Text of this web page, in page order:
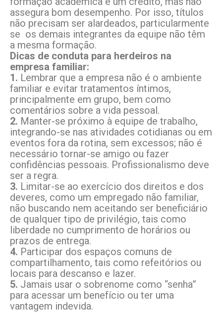
assegura bom desempenho. Por isso, títulos
não precisam ser alardeados, particularmente
se os demais integrantes da equipe não têm
a mesma formação.
Dicas de conduta para herdeiros na
empresa familiar:
1. Lembrar que a empresa não é o ambiente
familiar e evitar tratamentos íntimos,
principalmente em grupo, bem como
comentários sobre a vida pessoal.
2. Manter-se próximo à equipe de trabalho,
integrando-se nas atividades cotidianas ou em
eventos fora da rotina, sem excessos; não é
necessário tornar-se amigo ou fazer
confidências pessoais. Profissionalismo deve
ser a regra.
3. Limitar-se ao exercício dos direitos e dos
deveres, como um empregado não familiar,
não buscando nem aceitando ser beneficiário
de qualquer tipo de privilégio, tais como
liberdade no cumprimento de horários ou
prazos de entrega.
4. Participar dos espaços comuns de
compartilhamento, tais como refeitórios ou
locais para descanso e lazer.
5. Jamais usar o sobrenome como “senha”
para acessar um benefício ou ter uma
vantagem indevida.